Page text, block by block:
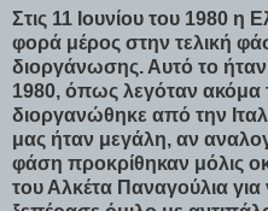
Στις 11 Ιουνίου του 1980
φορά μέρος στην τελική
διοργάνωσης. Αυτό το
1980, όπως λεγόταν ακόμα
διοργανώθηκε από την
μας ήταν μεγάλη, αν
φάση προκρίθηκαν μόλις
του Αλκέτα Παναγούλια